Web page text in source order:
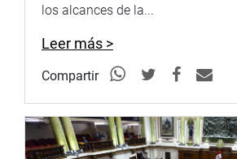
los alcances de la...
Leer más >
Compartir